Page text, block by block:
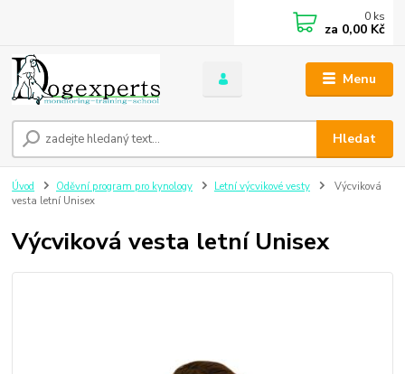
Menu
Hledat
0 ks
za 0,00 Kč
Úvod Oděvní program pro kynology Letní výcvikové vesty
Výcviková
vesta letní Unisex
Výcviková vesta letní Unisex